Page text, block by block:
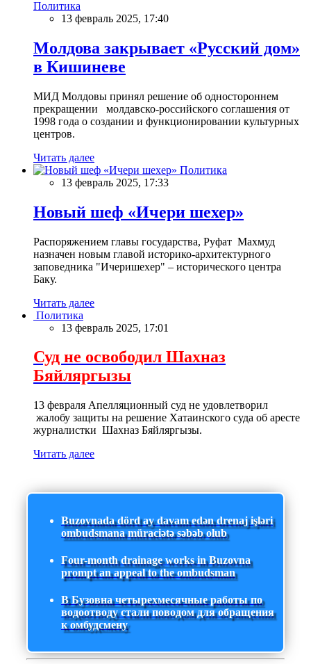
Политика
13 февраль 2025, 17:40
Молдова закрывает «Русский дом»
в Кишиневе
МИД Молдовы принял решение об одностороннем
прекращении молдавско-российского соглашения от
1998 года о создании и функционировании культурных
центров.
Читать далее
Политика
13 февраль 2025, 17:33
Новый шеф «Ичери шехер»
Распоряжением главы государства, Руфат Махмуд
назначен новым главой историко-архитектурного
заповедника "Ичеришехер" – исторического центра
Баку.
Читать далее
Политика
13 февраль 2025, 17:01
Суд не освободил Шахназ
Бяйляргызы
13 февраля Апелляционный суд не удовлетворил
жалобу защиты на решение Хатаинского суда об аресте
журналистки Шахназ Бяйляргызы.
Читать далее
Buzovnada dörd ay davam edən drenaj işləri
ombudsmana müraciətə səbəb olub
Four-month drainage works in Buzovna
prompt an appeal to the ombudsman
В Бузовна четырехмесячные работы по
водоотводу стали поводом для обращения
к омбудсмену